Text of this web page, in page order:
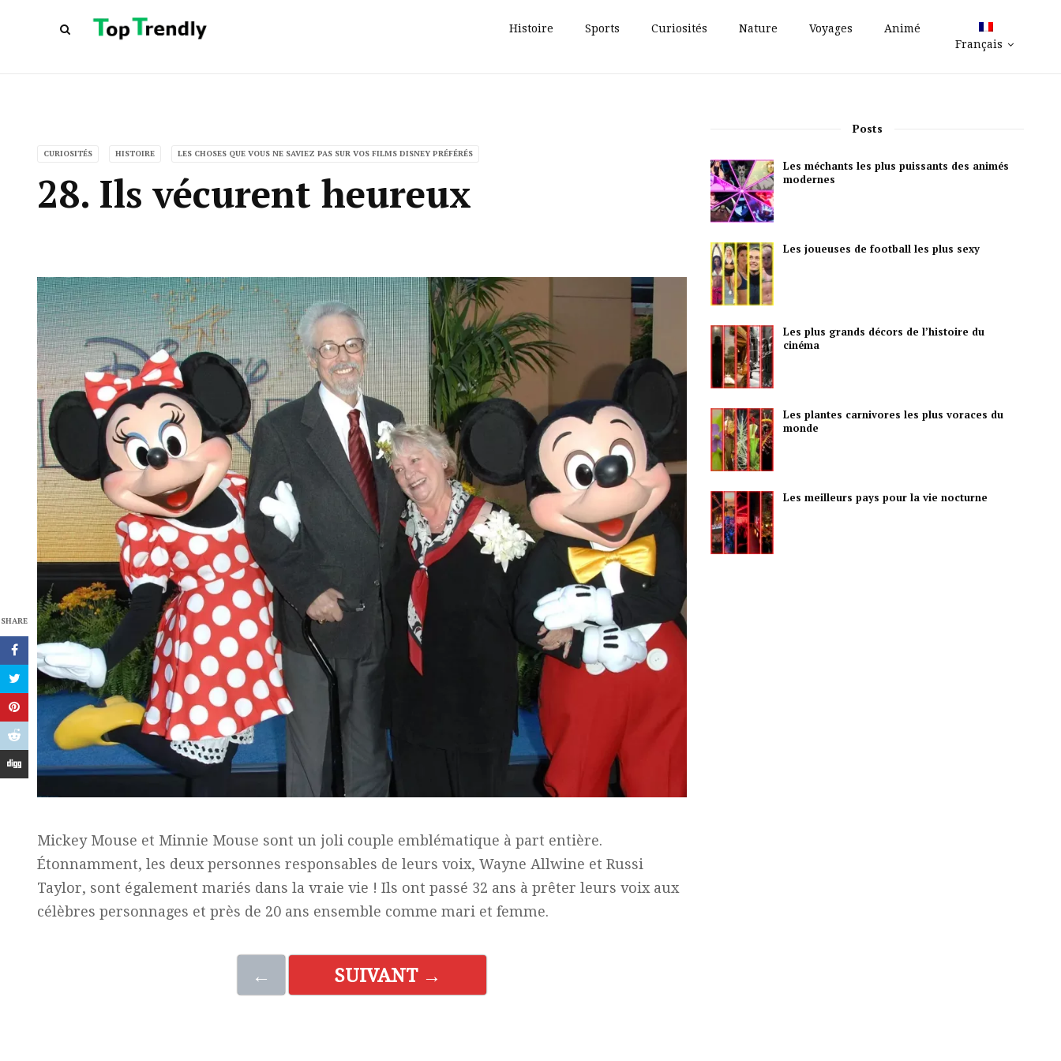
Histoire Sports Curiosités Nature Voyages
Animé
Français
CURIOSITÉS HISTOIRE LES CHOSES QUE VOUS NE SAVIEZ PAS SUR VOS FILMS DISNEY PRÉFÉRÉS
28. Ils vécurent heureux
SHARE
Mickey Mouse et Minnie Mouse sont un joli couple emblématique à part entière.
Étonnamment, les deux personnes responsables de leurs voix, Wayne Allwine et Russi
Taylor, sont également mariés dans la vraie vie ! Ils ont passé 32 ans à prêter leurs voix aux
célèbres personnages et près de 20 ans ensemble comme mari et femme.
← SUIVANT →
Posts
Les méchants les plus puissants des animés
modernes
Les joueuses de football les plus sexy
Les plus grands décors de l’histoire du
cinéma
Les plantes carnivores les plus voraces du
monde
Les meilleurs pays pour la vie nocturne